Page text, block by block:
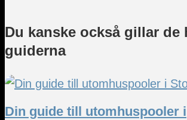
Du kanske också gillar de
guiderna
Din guide till utomhuspooler i